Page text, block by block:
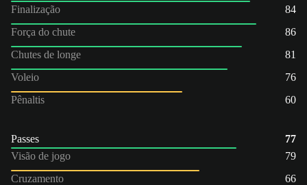
Finalização
84
Força do chute
86
Chutes de longe
81
Voleio
76
Pênaltis
60
Passes
77
Visão de jogo
79
Cruzamento
66